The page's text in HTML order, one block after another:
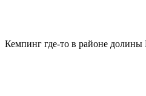
Кемпинг где-то в районе долины